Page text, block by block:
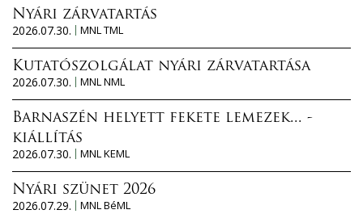
Nyári zárvatartás
2026.07.30.
MNL TML
Kutatószolgálat nyári zárvatartása
2026.07.30.
MNL NML
Barnaszén helyett fekete lemezek... -
kiállítás
2026.07.30.
MNL KEML
Nyári szünet 2026
2026.07.29.
MNL BéML